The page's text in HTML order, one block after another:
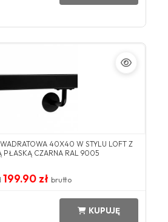
40X40 W STYLU LOFT Z
PŁASKĄ CZARNA RAL 9005
199.90 zł brutto
KUPUJĘ